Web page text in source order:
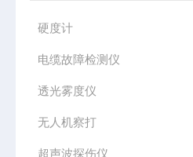
硬度计
电缆故障检测仪
透光雾度仪
无人机察打
超声波探伤仪